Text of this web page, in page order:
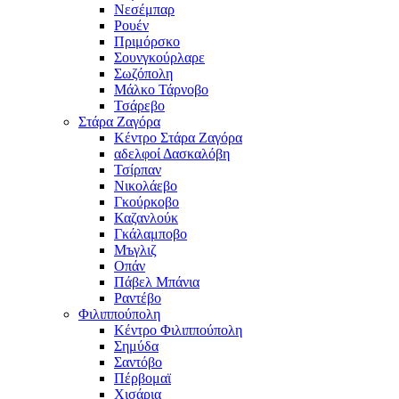
Νεσέμπαρ
Ρουέν
Πριμόρσκο
Σουνγκούρλαρε
Σωζόπολη
Μάλκο Τάρνοβο
Τσάρεβο
Στάρα Ζαγόρα
Κέντρο Στάρα Ζαγόρα
αδελφοί Δασκαλόβη
Τσίρπαν
Νικολάεβο
Γκούρκοβο
Καζανλούκ
Γκάλαμποβο
Μъγλιζ
Οπάν
Πάβελ Μπάνια
Ραντέβο
Φιλιππούπολη
Κέντρο Φιλιππούπολη
Σημύδα
Σαντόβο
Πέρβομαϊ
Χισάρια